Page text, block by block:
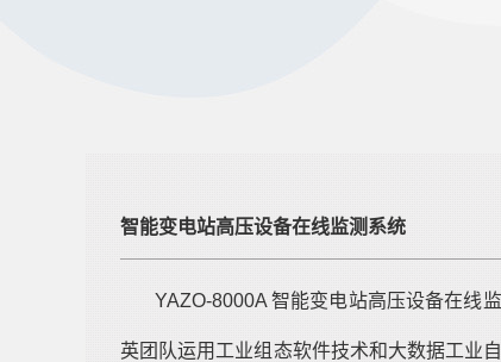
智能变电站高压设备在线监测系统
YAZO-8000A 智能变电站高压设备在线
英团队运用工业组态软件技术和大数据工业